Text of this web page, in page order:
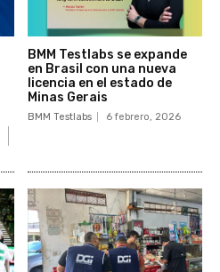
BMM Testlabs se expande
en Brasil con una nueva
licencia en el estado de
Minas Gerais
BMM Testlabs 6 febrero, 2026